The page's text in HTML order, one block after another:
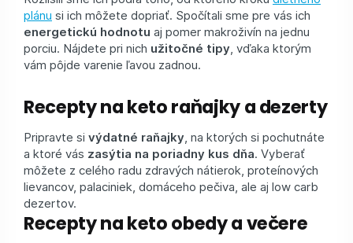
plánu si ich môžete dopriať. Spočítali sme pre vás ich
energetickú hodnotu aj pomer makroživín na jednu
porciu. Nájdete pri nich užitočné tipy, vďaka ktorým
vám pôjde varenie ľavou zadnou.
Recepty na keto raňajky a dezerty
Pripravte si výdatné raňajky , na ktorých si pochutnáte
a ktoré vás zasýtia na poriadny kus dňa. Vyberať
môžete z celého radu zdravých nátierok, proteínových
lievancov, palaciniek, domáceho pečiva, ale aj low carb
dezertov.
Recepty na keto obedy a večere